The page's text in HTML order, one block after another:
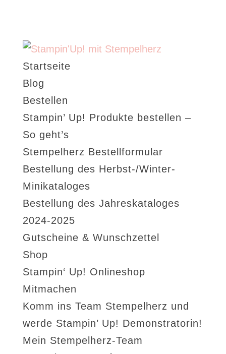
Startseite
Blog
Bestellen
Stampin’ Up! Produkte bestellen –
So geht’s
Stempelherz Bestellformular
Bestellung des Herbst-/Winter-
Minikataloges
Bestellung des Jahreskataloges
2024-2025
Gutscheine & Wunschzettel
Shop
Stampin‘ Up! Onlineshop
Mitmachen
Komm ins Team Stempelherz und
werde Stampin’ Up! Demonstratorin!
Mein Stempelherz-Team